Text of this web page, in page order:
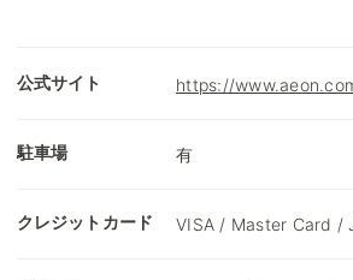
公式サイト https://
駐車場 有
クレジットカード VISA / Master Card /